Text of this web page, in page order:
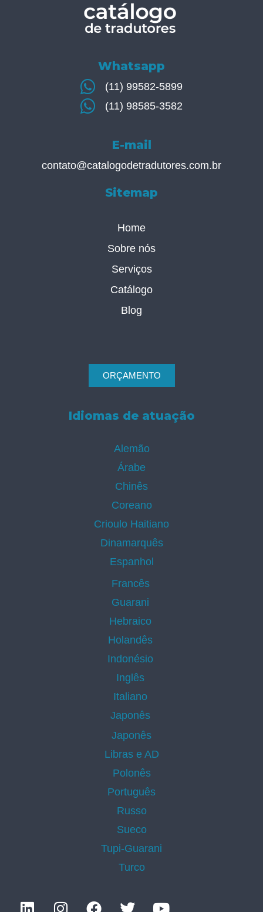
Whatsapp
(11) 99582-5899
(11) 98585-3582
E-mail
contato@catalogodetradutores.com.br
Sitemap
Home
Sobre nós
Serviços
Catálogo
Blog
ORÇAMENTO
Idiomas de atuação
Alemão
Árabe
Chinês
Coreano
Crioulo Haitiano
Dinamarquês
Espanhol
Francês
Guarani
Hebraico
Holandês
Indonésio
Inglês
Italiano
Japonês
Japonês
Libras e AD
Polonês
Português
Russo
Sueco
Tupi-Guarani
Turco